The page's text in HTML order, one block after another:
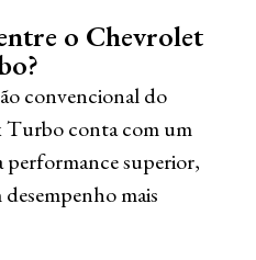
o Chevrolet
convencional do
conta com um
performance superior,
mais